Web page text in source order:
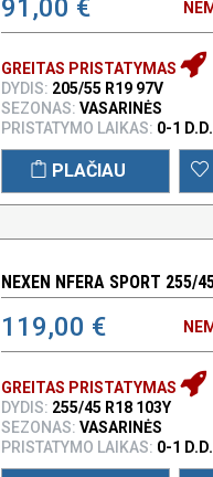
91,00 €
GREITAS PRISTATYMAS
DYDIS: 205/55 R19 97V
SEZONAS: VASARINĖS
PRISTATYMO LAIKAS: 0-1 D.D.
PLAČIAU
NEXEN NFERA SPORT 255/
119,00 €
GREITAS PRISTATYMAS
DYDIS: 255/45 R18 103Y
SEZONAS: VASARINĖS
PRISTATYMO LAIKAS: 0-1 D.D.